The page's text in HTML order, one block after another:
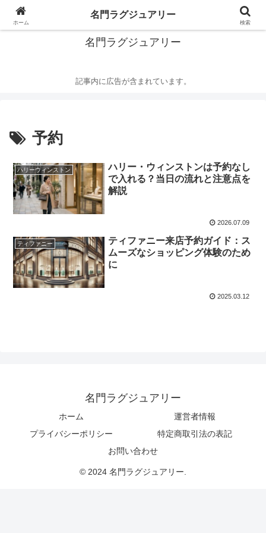
華麗なるハイブランドの世界
名門ラグジュアリー
記事内に広告が含まれています。
予約
ハリーウィンストン
ハリー・ウィンストンは予約なし
で入れる？当日の流れと注意点を
解説
2026.07.09
ティファニー
ティファニー来店予約ガイド：ス
ムーズなショッピング体験のため
に
2025.03.12
名門ラグジュアリー
ホーム
運営者情報
プライバシーポリシー
特定商取引法の表記
お問い合わせ
© 2024 名門ラグジュアリー.
ホーム
名門ラグジュアリー
検索